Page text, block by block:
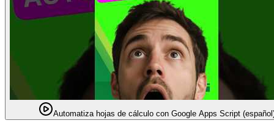
Automatiza hojas de cálculo con Google Apps Script